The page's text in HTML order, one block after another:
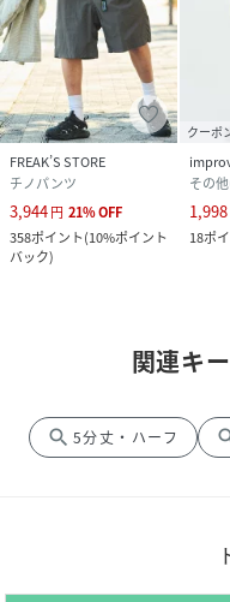
FREAK’S STORE
チノパンツ
3,944円 21%OFF
358ポイント(10%ポイント
バック)
クーポ
その
1,998
18ポ
関連キ
search 5分丈・ハーフ